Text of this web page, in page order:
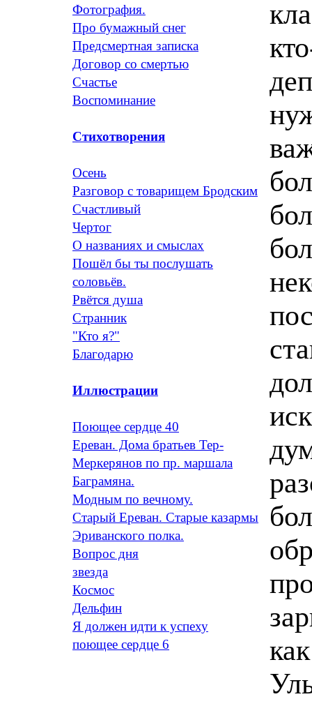
Фотография.
Про бумажный снег
Предсмертная записка
Договор со смертью
Счастье
Воспоминание
Стихотворения
Осень
Разговор с товарищем Бродским
Счастливый
Чертог
О названиях и смыслах
Пошёл бы ты послушать
соловьёв.
Рвётся душа
Странник
"Кто я?"
Благодарю
Иллюстрации
Поющее сердце 40
Ереван. Дома братьев Тер-
Меркерянов по пр. маршала
Баграмяна.
Модным по вечному.
Старый Ереван. Старые казармы
Эриванского полка.
Вопрос дня
звезда
Космос
Дельфин
Я должен идти к успеху
поющее сердце 6